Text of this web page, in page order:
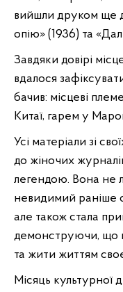
вийшли друком ще
опію» (1936) та
Завдяки довірі
вдалося
бачив: місцеві
Китаї, гарем у
Усі матеріали зі
до жіночих
легендою. Вона не
невидимий раніше
але також стала
демонструючи, що
та жити життям
Місяць культурної